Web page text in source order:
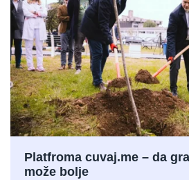
Platfroma cuvaj.me – da
može bolje